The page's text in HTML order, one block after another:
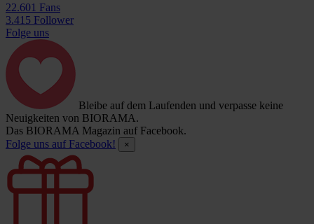
22.601 Fans
3.415 Follower
Folge uns
Bleibe auf dem Laufenden und verpasse keine
Neuigkeiten von BIORAMA.
Das BIORAMA Magazin auf Facebook.
Folge uns auf Facebook!
×